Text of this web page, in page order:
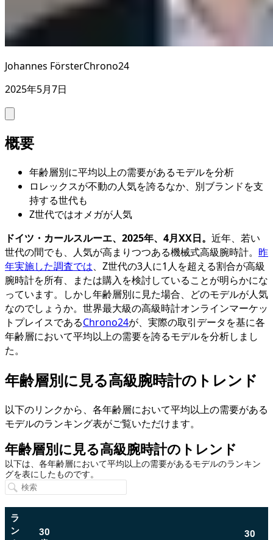
Johannes FörsterChrono24
2025年5月7日
概要
年齢層別に平均以上の需要があるモデルを分析
ロレックスが不動の人気を誇るなか、別ブランドを支
持する世代も
Z世代ではオメガが人気
ドイツ・カールスルーエ、2025年、4月XX日。 近年、若い
世代の間でも、人気が高まりつつある機械式高級腕時計。 昨
年実施した調査では、Z世代の3人に1人を超える割合が高級
腕時計を所有、または購入を検討していることが明らかにな
っています。しかし年齢層別に見た場合、どのモデルが人気
なのでしょうか。世界最大級の高級時計オンラインマーケッ
トプレイスであるChrono24が、実際の取引データを基に各
年齢層において平均以上の需要を誇るモデルを分析しまし
た。
年齢層別に見る高級腕時計のトレンド
以下のリンクから、各年齢層において平均以上の需要がある
モデルのランキング表がご覧いただけます。